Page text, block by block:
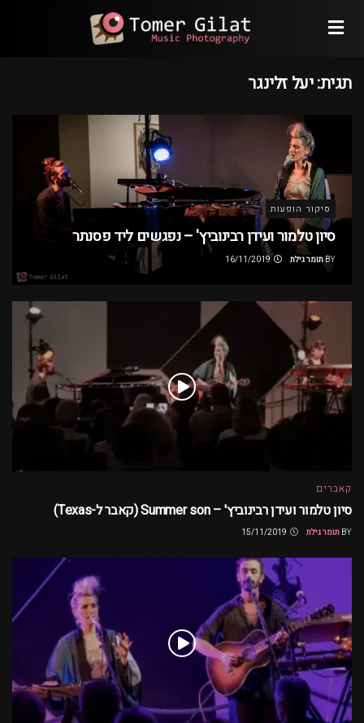
תגית:יעל זלינגר
סיקור הופעות
סיון טלמור ועידן רבינוביץ' – נפגשים ליד פסנתר
BYתומר גילת 16/11/2019
קאברים
סיון טלמור ועידן רבינוביץ' – Summer son (קאבר ל-Texas)
BY תומר גילת